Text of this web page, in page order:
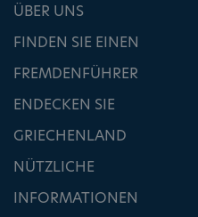
ÜBER UNS
FINDEN SIE EINEN
FREMDENFÜHRER
ENDECKEN SIE
GRIECHENLAND
NÜTZLICHE
INFORMATIONEN